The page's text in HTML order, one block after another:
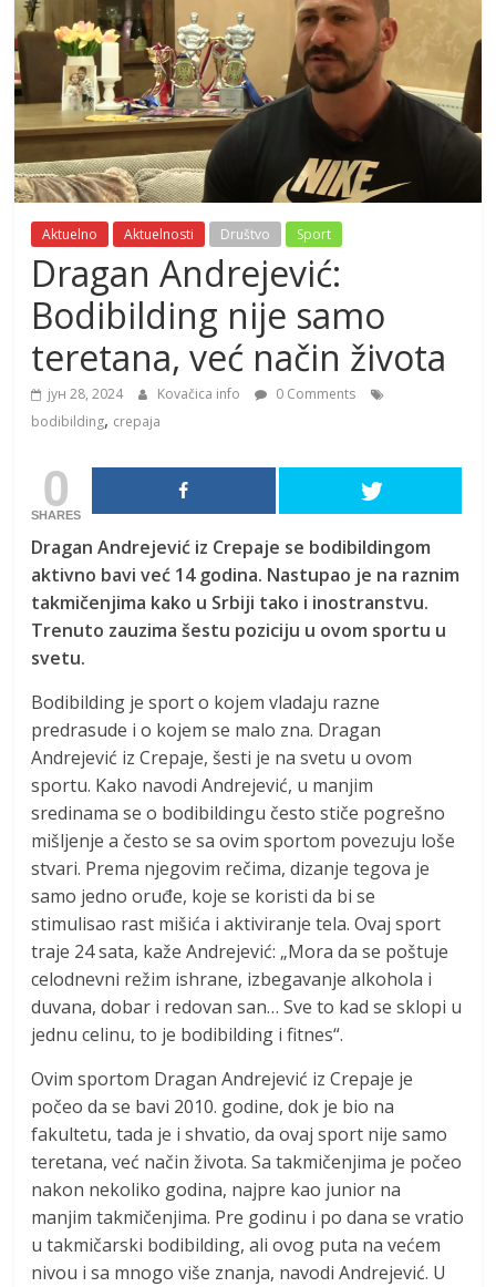
Aktuelno Aktuelnosti Društvo Sport
Dragan Andrejević:
Bodibilding nije samo
teretana, već način života
јун 28, 2024 Kovačica info
0 Comments
bodibilding, crepaja
0
SHARES
Dragan Andrejević iz Crepaje se bodibildingom
aktivno bavi već 14 godina. Nastupao je na raznim
takmičenjima kako u Srbiji tako i inostranstvu.
Trenuto zauzima šestu poziciju u ovom sportu u
svetu.
Bodibilding je sport o kojem vladaju razne
predrasude i o kojem se malo zna. Dragan
Andrejević iz Crepaje, šesti je na svetu u ovom
sportu. Kako navodi Andrejević, u manjim
sredinama se o bodibildingu često stiče pogrešno
mišljenje a često se sa ovim sportom povezuju loše
stvari. Prema njegovim rečima, dizanje tegova je
samo jedno oruđe, koje se koristi da bi se
stimulisao rast mišića i aktiviranje tela. Ovaj sport
traje 24 sata, kaže Andrejević: „Mora da se poštuje
celodnevni režim ishrane, izbegavanje alkohola i
duvana, dobar i redovan san… Sve to kad se sklopi u
jednu celinu, to je bodibilding i fitnes“.
Ovim sportom Dragan Andrejević iz Crepaje je
počeo da se bavi 2010. godine, dok je bio na
fakultetu, tada je i shvatio, da ovaj sport nije samo
teretana, već način života. Sa takmičenjima je počeo
nakon nekoliko godina, najpre kao junior na
manjim takmičenjima. Pre godinu i po dana se vratio
u takmičarski bodibilding, ali ovog puta na većem
nivou i sa mnogo više znanja, navodi Andrejević. U